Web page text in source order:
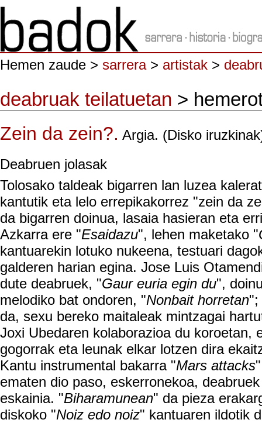
Hemen zaude > sarrera> artistak >
deabruak teilatuetan >
Zein da zein?. Argia. (Disko
Deabruen jolasak
Tolosako taldeak bigarren lan luzea
kantutik eta lelo errepikakorrez "zein da
da bigarren doinua, lasaia hasieran eta
Azkarra ere "Esaidazu", lehen maketako "
kantuarekin lotuko nukeena, testuari
galderen harian egina. Jose Luis
dute deabruek, "Gaur euria egin du",
melodiko bat ondoren, "Nonbait horretan";
da, sexu bereko maitaleak mintzagai
Joxi Ubedaren kolaborazioa du koroetan,
gogorrak eta leunak elkar lotzen dira
Kantu instrumental bakarra "Mars attacks
ematen dio paso, eskerronekoa,
eskainia. "Biharamunean" da pieza
diskoko "Noiz edo noiz" kantuaren ildotik